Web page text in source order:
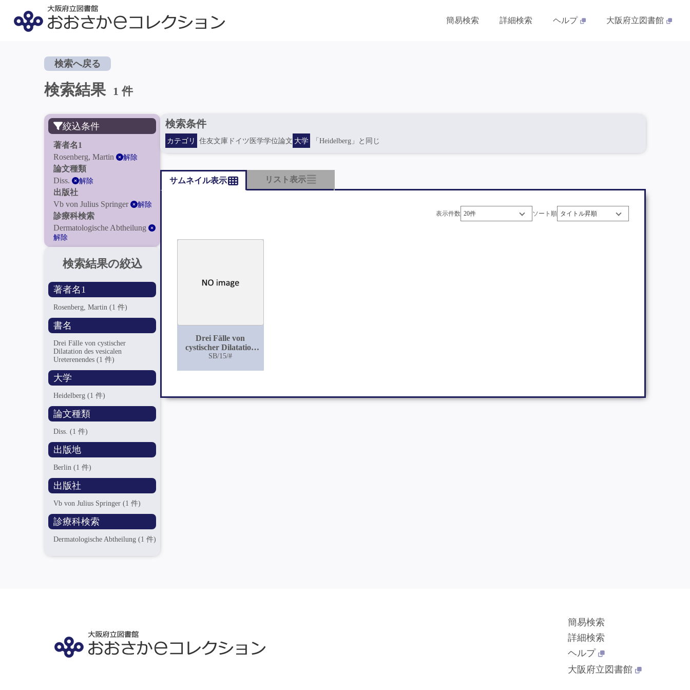
簡易検索 詳細検索 ヘルプ 大阪府立図書館
検索へ戻る
検索結果 1 件
絞込条件
著者名1
Rosenberg, Martin
解除
論文種類
Diss.
解除
出版社
Vb von Julius Springer
解除
診療科検索
Dermatologische Abtheilung
解除
検索結果の絞込
著者名1
Rosenberg, Martin(1 件)
書名
Drei Fälle von cystischer
Dilatation des vesicalen
Ureterenendes(1 件)
大学
Heidelberg(1 件)
論文種類
Diss.(1 件)
出版地
Berlin(1 件)
出版社
Vb von Julius Springer(1 件)
診療科検索
Dermatologische Abtheilung(1 件)
検索条件
カテゴリ 住友文庫ドイツ医学学位論文 大学 「Heidelberg」と同じ
サムネイル表示 リスト表示
表示件数 ソート順
Drei Fälle von
cystischer Dilatation
des vesicalen
SB/15/#
簡易検索
詳細検索
ヘルプ
大阪府立図書館